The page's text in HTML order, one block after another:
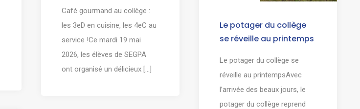
Café gourmand au collège :
les 3eD en cuisine, les 4eC au
service !Ce mardi 19 mai
2026, les élèves de SEGPA
ont organisé un délicieux [...]
Le potager du collège
se réveille au printemps
Le potager du collège se
réveille au printempsAvec
l’arrivée des beaux jours, le
potager du collège reprend